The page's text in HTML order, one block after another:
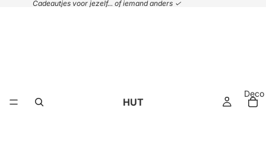
Cadeautjes voor jezelf... of iemand anders ✓
HUT
Deco